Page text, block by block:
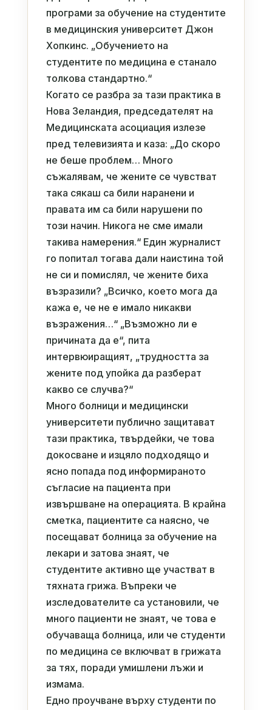
програми за обучение на студентите
в медицинския университет Джон
Хопкинс. „Обучението на
студентите по медицина е станало
толкова стандартно.“
Когато се разбра за тази практика в
Нова Зеландия, председателят на
Медицинската асоциация излезе
пред телевизията и каза: „До скоро
не беше проблем… Много
съжалявам, че жените се чувстват
така сякаш са били наранени и
правата им са били нарушени по
този начин. Никога не сме имали
такива намерения.“ Един журналист
го попитал тогава дали наистина той
не си и помислял, че жените биха
възразили? „Всичко, което мога да
кажа е, че не е имало никакви
възражения…“ „Възможно ли е
причината да е“, пита
интервюиращият, „трудността за
жените под упойка да разберат
какво се случва?“
Много болници и медицински
университети публично защитават
тази практика, твърдейки, че това
докосване и изцяло подходящо и
ясно попада под информираното
съгласие на пациента при
извършване на операцията. В крайна
сметка, пациентите са наясно, че
посещават болница за обучение на
лекари и затова знаят, че
студентите активно ще участват в
тяхната грижа. Въпреки че
изследователите са установили, че
много пациенти не знаят, че това е
обучаваща болница, или че студенти
по медицина се включват в грижата
за тях, поради умишлени лъжи и
измама.
Едно проучване върху студенти по